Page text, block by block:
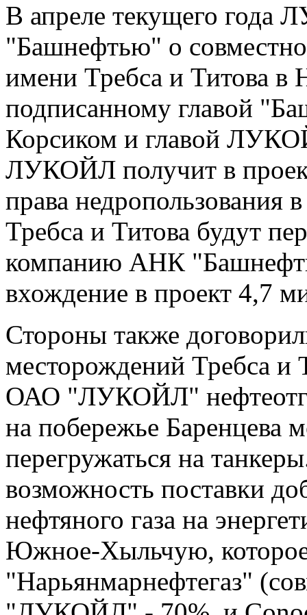
В апреле текущего года
"Башнефтью" о
имени Требса и Титова
подписанному главой
Корсиком и главой
ЛУКОЙЛ получит в
права недропользования
Требса и Титова будут
компанию АНК
вхождение в проект 4,7
Стороны также
месторождений Требса и
ОАО "ЛУКОЙЛ"
на побережье Баренцева
перегружаться на
возможность поставки
нефтяного газа на
Южное-Хыльчую,
"Нарьянмарнефтегаз"